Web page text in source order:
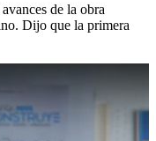
de la obra
Dijo que la primera